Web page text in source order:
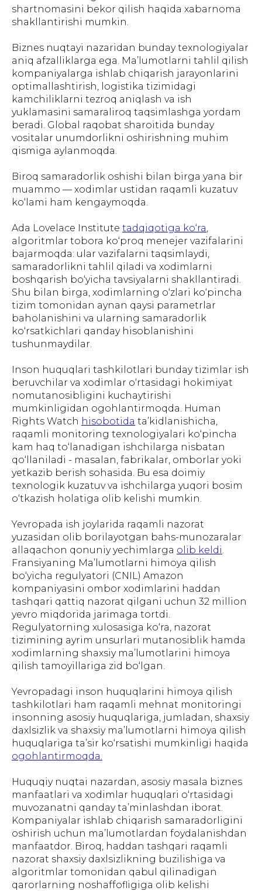
shartnomasini bekor qilish haqida xabarnoma
shakllantirishi mumkin.
Biznes nuqtayi nazaridan bunday texnologiyalar
aniq afzalliklarga ega. Ma’lumotlarni tahlil qilish
kompaniyalarga ishlab chiqarish jarayonlarini
optimallashtirish, logistika tizimidagi
kamchiliklarni tezroq aniqlash va ish
yuklamasini samaraliroq taqsimlashga yordam
beradi. Global raqobat sharoitida bunday
vositalar unumdorlikni oshirishning muhim
qismiga aylanmoqda.
Biroq samaradorlik oshishi bilan birga yana bir
muammo — xodimlar ustidan raqamli kuzatuv
ko‘lami ham kengaymoqda.
Ada Lovelace Institute tadqiqotiga ko‘ra,
algoritmlar tobora ko‘proq menejer vazifalarini
bajarmoqda: ular vazifalarni taqsimlaydi,
samaradorlikni tahlil qiladi va xodimlarni
boshqarish bo‘yicha tavsiyalarni shakllantiradi.
Shu bilan birga, xodimlarning o‘zlari ko‘pincha
tizim tomonidan aynan qaysi parametrlar
baholanishini va ularning samaradorlik
ko‘rsatkichlari qanday hisoblanishini
tushunmaydilar.
Inson huquqlari tashkilotlari bunday tizimlar ish
beruvchilar va xodimlar o‘rtasidagi hokimiyat
nomutanosibligini kuchaytirishi
mumkinligidan ogohlantirmoqda. Human
Rights Watch hisobotida ta’kidlanishicha,
raqamli monitoring texnologiyalari ko‘pincha
kam haq to‘lanadigan ishchilarga nisbatan
qo‘llaniladi - masalan, fabrikalar, omborlar yoki
yetkazib berish sohasida. Bu esa doimiy
texnologik kuzatuv va ishchilarga yuqori bosim
o‘tkazish holatiga olib kelishi mumkin.
Yevropada ish joylarida raqamli nazorat
yuzasidan olib borilayotgan bahs-munozaralar
allaqachon qonuniy yechimlarga olib keldi.
Fransiyaning Ma’lumotlarni himoya qilish
bo‘yicha regulyatori (CNIL) Amazon
kompaniyasini ombor xodimlarini haddan
tashqari qattiq nazorat qilgani uchun 32 million
yevro miqdorida jarimaga tortdi.
Regulyatorning xulosasiga ko‘ra, nazorat
tizimining ayrim unsurlari mutanosiblik hamda
xodimlarning shaxsiy ma’lumotlarini himoya
qilish tamoyillariga zid bo‘lgan.
Yevropadagi inson huquqlarini himoya qilish
tashkilotlari ham raqamli mehnat monitoringi
insonning asosiy huquqlariga, jumladan, shaxsiy
daxlsizlik va shaxsiy ma’lumotlarni himoya qilish
huquqlariga ta’sir ko‘rsatishi mumkinligi haqida
ogohlantirmoqda.
Huquqiy nuqtai nazardan, asosiy masala biznes
manfaatlari va xodimlar huquqlari o‘rtasidagi
muvozanatni qanday ta’minlashdan iborat.
Kompaniyalar ishlab chiqarish samaradorligini
oshirish uchun ma’lumotlardan foydalanishdan
manfaatdor. Biroq, haddan tashqari raqamli
nazorat shaxsiy daxlsizlikning buzilishiga va
algoritmlar tomonidan qabul qilinadigan
qarorlarning noshaffofligiga olib kelishi